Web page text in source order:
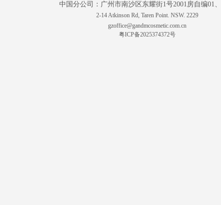
中国分公司：广州市南沙区东耀街1号2001房自编01
2-14 Atkinson Rd, Taren Point. NSW. 2229
gzoffice@gandmcosmetic.com.cn
粤ICP备2025374372号